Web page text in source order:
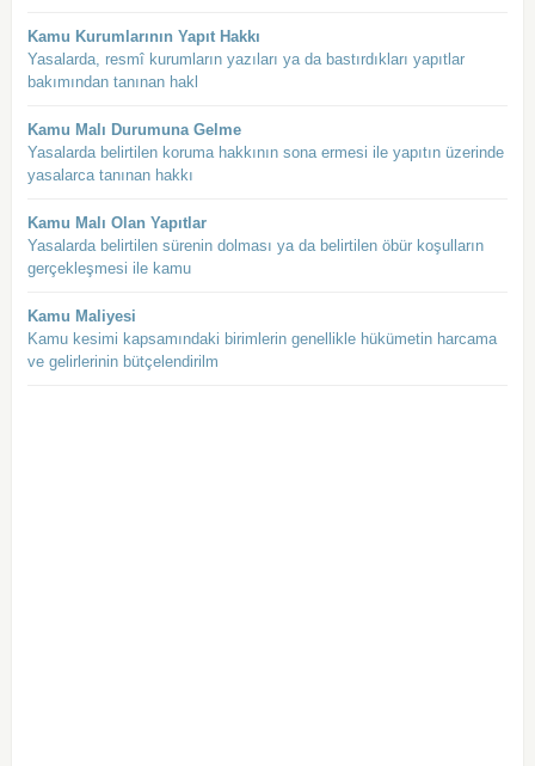
Kamu Kurumlarının Yapıt Hakkı
Yasalarda, resmî kurumların yazıları ya da bastırdıkları yapıtlar
bakımından tanınan hakl
Kamu Malı Durumuna Gelme
Yasalarda belirtilen koruma hakkının sona ermesi ile yapıtın üzerinde
yasalarca tanınan hakkı
Kamu Malı Olan Yapıtlar
Yasalarda belirtilen sürenin dolması ya da belirtilen öbür koşulların
gerçekleşmesi ile kamu
Kamu Maliyesi
Kamu kesimi kapsamındaki birimlerin genellikle hükümetin harcama
ve gelirlerinin bütçelendirilm